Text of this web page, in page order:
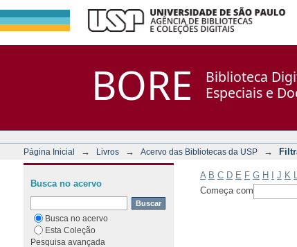
BORE
Biblioteca
Especiais e
Página Inicial → Livros → Acervo das Bibliotecas da USP →
A B C D E F G H J K
Começa com
Busca no acervo
Busca no acervo
Esta Coleção
Pesquisa avançada